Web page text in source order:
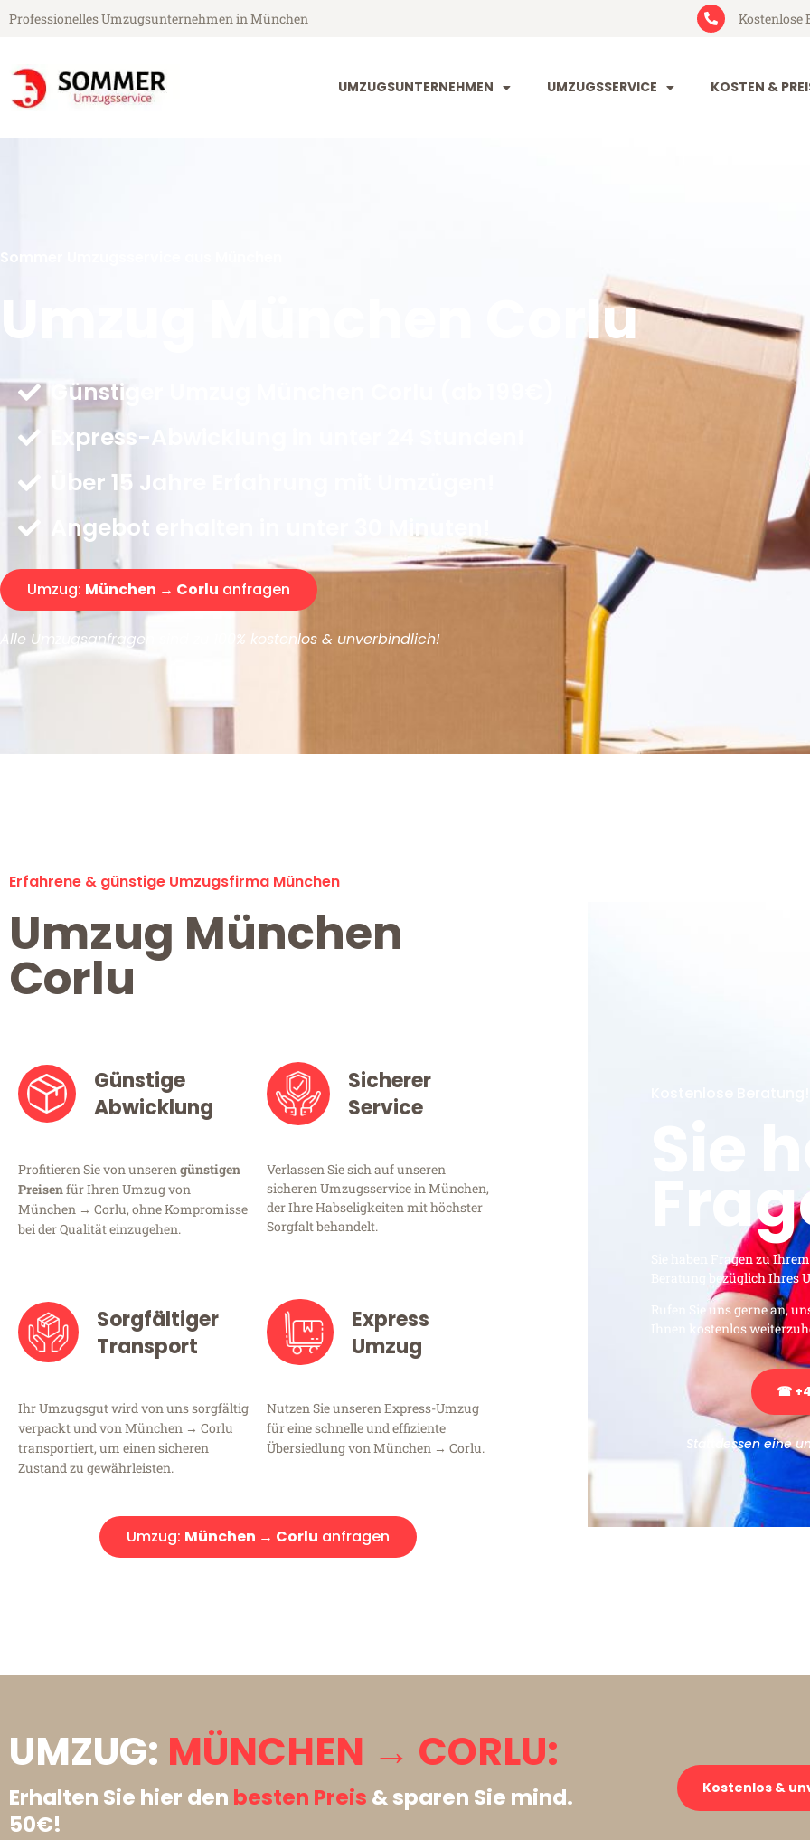
Professionelles Umzugsunternehmen in München Kostenlose
UMZUGSUNTERNEHMEN UMZUGSSERVICE KOSTEN &
Umzug München Corlu
Günstiger Umzug München Corlu (ab 199€)
Express-Abwicklung in unter 24 Stunden!
Über 15 Jahre Erfahrung mit Umzügen!
Angebot erhalten in unter 30 Minuten!
Umzug: München → Corlu anfragen
Alle Umzugsanfragen sind zu 100% kostenlos & unverbindlich!
Erfahrene & günstige Umzugsfirma München
Umzug München
Corlu
Günstige
Abwicklung
Profitieren Sie von unserengünstigen
Preisenfür Ihren Umzug von
München → Corlu, ohne Kompromisse
bei der Qualität einzugehen.
Sicherer
Service
Verlassen Sie sich auf unseren
sicheren Umzugsservice in München,
der Ihre Habseligkeiten mit höchster
Sorgfalt behandelt.
Sorgfältiger
Transport
Ihr Umzugsgut wird von uns sorgfältig
verpackt und von München → Corlu
transportiert, um einen sicheren
Zustand zu gewährleisten.
Express
Umzug
Nutzen Sie unseren Express-Umzug
für eine schnelle und effiziente
Übersiedlung von München → Corlu.
Umzug: München → Corlu anfragen
Sie
Sie haben Fragen zu
Beratung bezüglich Ihres
Rufen Sie uns gerne an,
Ihnen kostenlos
☎
Stattdessen eine
UMZUG: MÜNCHEN → CORLU:
Erhalten Sie hier den besten Preis & sparen Sie mind.
50€!
Kostenlos &